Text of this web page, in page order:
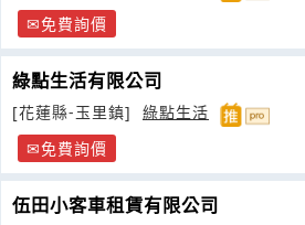
免費詢價
綠點生活有限公司
[花蓮縣-玉里鎮]
綠點生活
免費詢價
伍田小客車租賃有限公司